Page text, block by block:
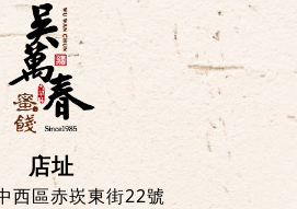
店址
西區赤崁東街22號